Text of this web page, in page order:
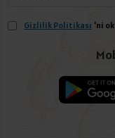
Gizlilik Politikası 'ni